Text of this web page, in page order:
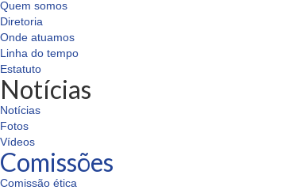
Quem somos
Diretoria
Onde atuamos
Linha do tempo
Estatuto
Notícias
Notícias
Fotos
Vídeos
Comissões
Comissão ética